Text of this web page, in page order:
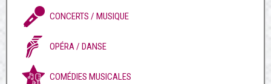
CONCERTS / MUSIQUE
OPÉRA / DANSE
COMÉDIES MUSICALES